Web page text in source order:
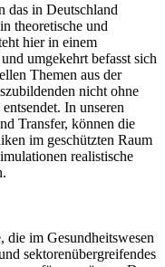
das in Deutschland
theoretische und
hier in einem
umgekehrt befasst sich
Themen aus der
nicht ohne
In unseren
Transfer, können die
im geschützten Raum
realistische
die im Gesundheitswesen
sektorenübergreifendes